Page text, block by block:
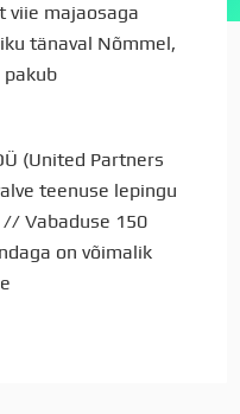
viie majaosaga
tänaval Nõmmel,
pakub
(United Partners
teenuse lepingu
Vabaduse 150
on võimalik